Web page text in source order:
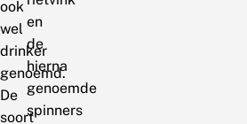
ook
wel
drinker
genoemd.
De
soort
en
de
hierna
genoemde
spinners